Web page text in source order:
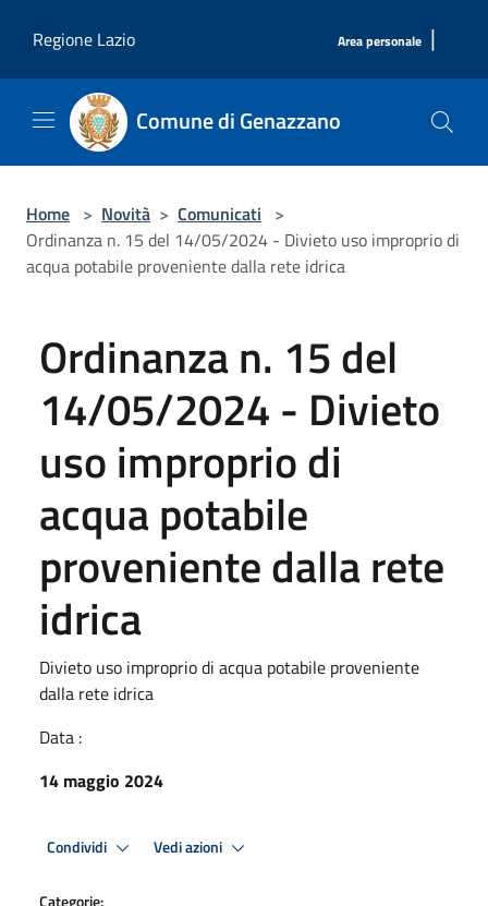
Regione Lazio
Area personale |
Comune di Genazzano
Home > Novità > Comunicati >
Ordinanza n. 15 del 14/05/2024 - Divieto uso improprio di
acqua potabile proveniente dalla rete idrica
Ordinanza n. 15 del
14/05/2024 - Divieto
uso improprio di
acqua potabile
proveniente dalla rete
idrica
Divieto uso improprio di acqua potabile proveniente
dalla rete idrica
Data :
14 maggio 2024
Condividi Vedi azioni
Categorie: